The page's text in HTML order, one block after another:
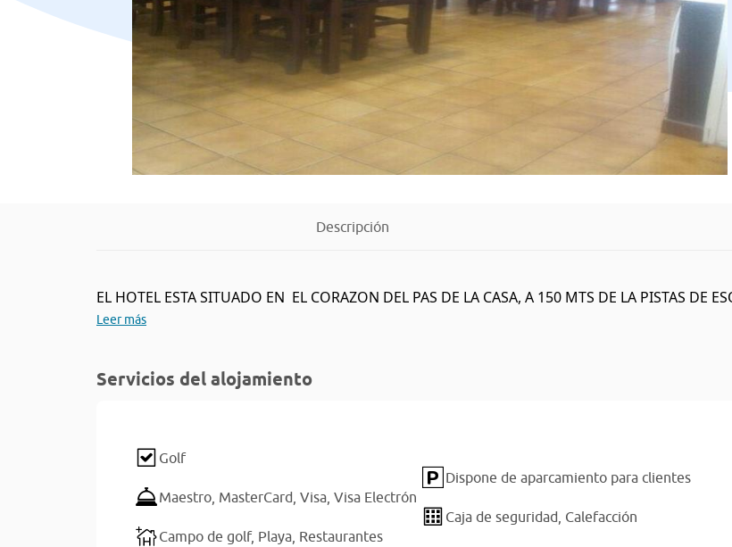
Descripción
EL HOTEL ESTA SITUADO EN EL CORAZON DEL PAS DE LA CASA, A 150 MTS DE LA PISTAS DE
Leer más
Servicios del alojamiento
Golf
Maestro, MasterCard, Visa, Visa Electrón
Campo de golf, Playa, Restaurantes
Dispone de aparcamiento para clientes
Caja de seguridad, Calefacción